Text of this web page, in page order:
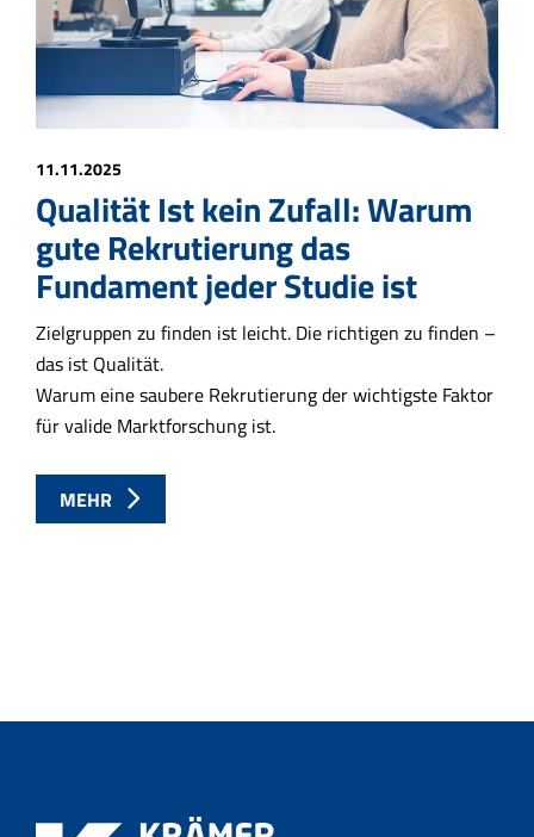
11.11.2025
Qualität Ist kein Zufall: Warum
gute Rekrutierung das
Fundament jeder Studie ist
Zielgruppen zu finden ist leicht. Die richtigen zu finden –
das ist Qualität.
Warum eine saubere Rekrutierung der wichtigste Faktor
für valide Marktforschung ist.
MEHR